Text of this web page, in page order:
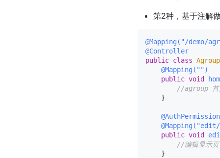
第2种，基于注解
@Mapping("/demo/
@Controller
public class
@Mapping("")
public void
//agroup 首
    }
public void
//编辑显示页
    }